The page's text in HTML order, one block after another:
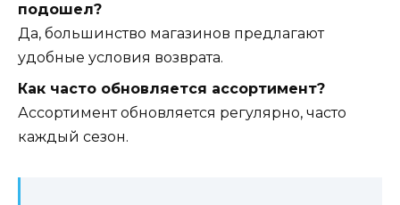
подошел?
Да, большинство магазинов предлагают
удобные условия возврата.
Как часто обновляется ассортимент?
Ассортимент обновляется регулярно, часто
каждый сезон.